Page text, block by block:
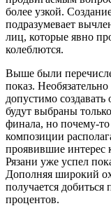
более узкой.
подразумевает
лиц, которые явно
колеблются.
Выше были
показ.
допустимо
будут выбраны
финала, но почему-
композиции
проявившие интерес
Рязани уже успел
Дополняя широкий
получается
процентов.